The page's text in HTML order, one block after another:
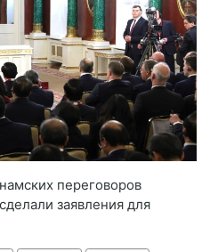
переговоров
заявления для